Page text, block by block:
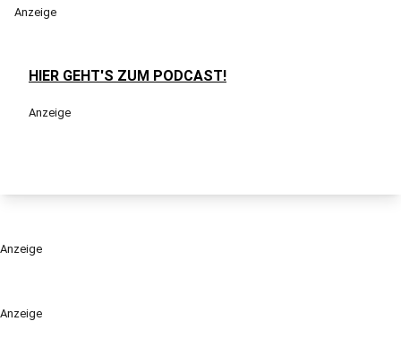
Anzeige
Anzeige
HIER GEHT'S ZUM PODCAST!
Anzeige
Anzeige